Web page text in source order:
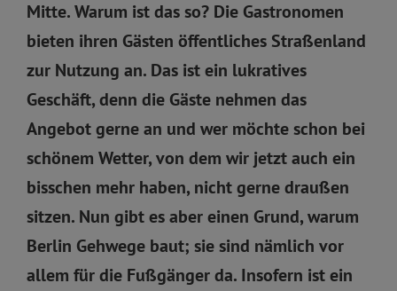
Mitte. Warum ist das so? Die Gastronomen
bieten ihren Gästen öffentliches Straßenland
zur Nutzung an. Das ist ein lukratives
Geschäft, denn die Gäste nehmen das
Angebot gerne an und wer möchte schon bei
schönem Wetter, von dem wir jetzt auch ein
bisschen mehr haben, nicht gerne draußen
sitzen. Nun gibt es aber einen Grund, warum
Berlin Gehwege baut; sie sind nämlich vor
allem für die Fußgänger da. Insofern ist ein